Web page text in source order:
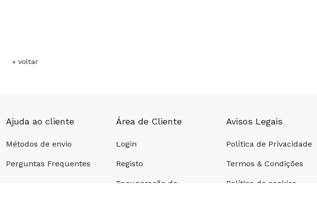
« voltar
Ajuda ao cliente
Métodos de envio
Perguntas Frequentes
Área de Cliente
Login
Registo
Recuperação de
Avisos Legais
Política de Privacidade
Termos & Condições
Política de cookies